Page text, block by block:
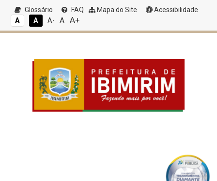
Glossário FAQ Mapa do Site
Acessibilidade
A
A A- A A+